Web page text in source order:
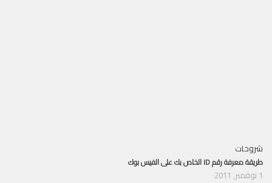
شروحات
طريقة معرفة رقم ID الخاص بك على الفيس بوك
1 نوفمبر, 2011